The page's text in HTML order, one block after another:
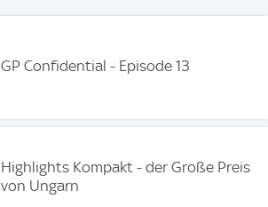
GP Confidential - Episode 13
Highlights Kompakt - der Große Preis
von Ungarn